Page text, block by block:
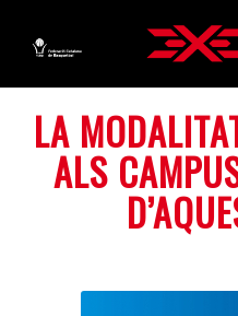
LA
ALS